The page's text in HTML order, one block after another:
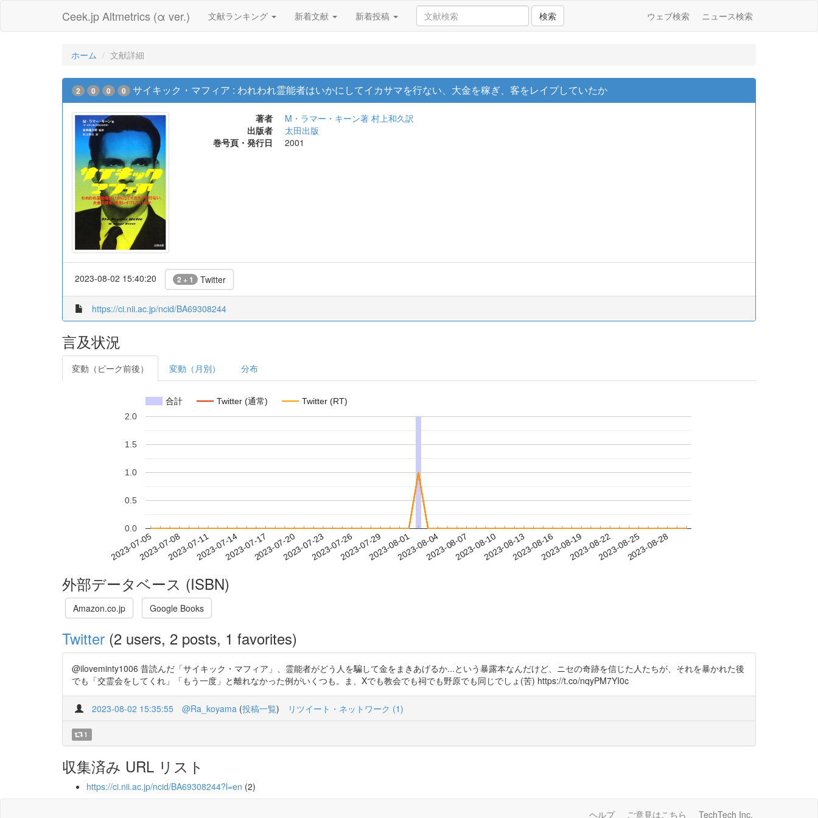
Ceek.jp Altmetrics (α ver.) 文献ランキング 新着文献 新着投稿 検索 ウェブ検索 ニュース検索
ホーム 文献詳細
2 0 0 0 サイキック・マフィア : われわれ霊能者はいかにしてイカサマを行ない、大金を稼ぎ、客をレイプしていたか
著者 M・ラマー・キーン著 村上和久訳
出版者
太田出版
巻号頁・発行日
2001
2023-08-02 15:40:20 2 + 1 Twitter
https://ci.nii.ac.jp/ncid/BA69308244
言及状況
変動（ピーク前後） 変動（月別） 分布
合計 Twitter (通常) Twitter (RT)
2023-07-052023-07-082023-07-112023-07-142023-07-172023-07-202023-07-232023-07-262023-07-292023-08-012023-08-042023-08-072023-08-102023-08-132023-08-162023-08-192023-08-222023-08-252023-08-28
0.0
0.5
1.0
1.5
2.0
外部データベース (ISBN)
Amazon.co.jp Google Books
Twitter (2 users, 2 posts, 1 favorites)
@iloveminty1006 昔読んだ「サイキック・マフィア」、霊能者がどう人を騙して金をまきあげるか...という暴露本なんだけど、ニセの奇跡を信じた人たちが、それを暴かれた後
でも「交霊会をしてくれ」「もう一度」と離れなかった例がいくつも。ま、Xでも教会でも祠でも野原でも同じでしょ(苦) https://t.co/nqyPM7YI0c
2023-08-02 15:35:55 @Ra_koyama (投稿一覧) リツイート・ネットワーク (1)
1
収集済み URL リスト
https://ci.nii.ac.jp/ncid/BA69308244?l=en (2)
ヘルプ ご意見はこちら TechTech Inc.